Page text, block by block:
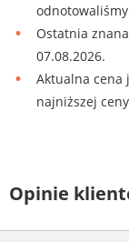
Ostatnia
07.08.2026.
Aktualna cena
najniższej
Opinie